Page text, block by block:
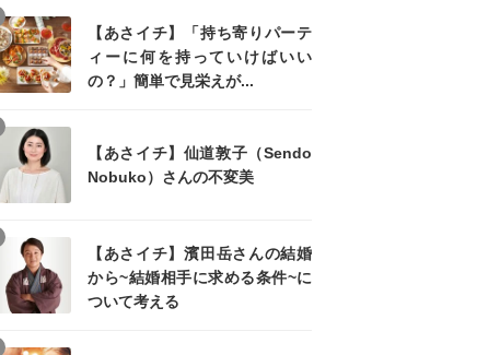
【あさイチ】「持ち寄りパーテ
ィーに何を持っていけばいい
の？」簡単で見栄えが...
【あさイチ】仙道敦子（Sendo
Nobuko）さんの不変美
【あさイチ】濱田岳さんの結婚
から~結婚相手に求める条件~に
ついて考える